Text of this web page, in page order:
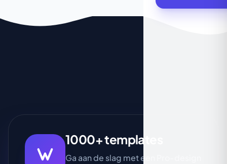
1000+ templates
Ga aan de slag met een Pro-design